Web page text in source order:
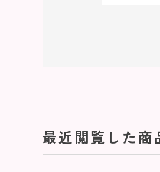
最近閲覧した商